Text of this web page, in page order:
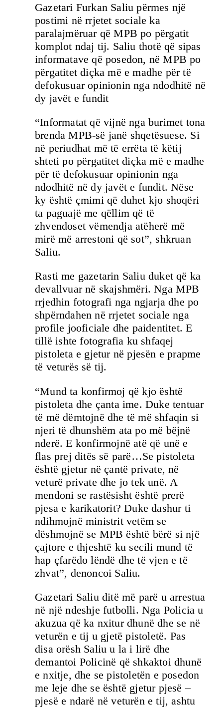
Gazetari Furkan Saliu përmes një
postimi në rrjetet sociale ka
paralajmëruar që MPB po përgatit
komplot ndaj tij. Saliu thotë që sipas
informatave që posedon, në MPB po
përgatitet diçka më e madhe për të
defokusuar opinionin nga ndodhitë në
dy javët e fundit
“Informatat që vijnë nga burimet tona
brenda MPB-së janë shqetësuese. Si
në periudhat më të errëta të këtij
shteti po përgatitet diçka më e madhe
për të defokusuar opinionin nga
ndodhitë në dy javët e fundit. Nëse
ky është çmimi që duhet kjo shoqëri
ta paguajë me qëllim që të
zhvendoset vëmendja atëherë më
mirë më arrestoni që sot”, shkruan
Saliu.
Rasti me gazetarin Saliu duket që ka
devallvuar në skajshmëri. Nga MPB
rrjedhin fotografi nga ngjarja dhe po
shpërndahen në rrjetet sociale nga
profile jooficiale dhe paidentitet. E
tillë ishte fotografia ku shfaqej
pistoleta e gjetur në pjesën e prapme
të veturës së tij.
“Mund ta konfirmoj që kjo është
pistoleta dhe çanta ime. Duke tentuar
të më dëmtojnë dhe të më shfaqin si
njeri të dhunshëm ata po më bëjnë
nderë. E konfirmojnë atë që unë e
flas prej ditës së parë…Se pistoleta
është gjetur në çantë private, në
veturë private dhe jo tek unë. A
mendoni se rastësisht është prerë
pjesa e karikatorit? Duke dashur ti
ndihmojnë ministrit vetëm se
dëshmojnë se MPB është bërë si një
çajtore e thjeshtë ku secili mund të
hap çfarëdo lëndë dhe të vjen e të
zhvat”, denoncoi Saliu.
Gazetari Saliu ditë më parë u arrestua
në një ndeshje futbolli. Nga Policia u
akuzua që ka nxitur dhunë dhe se në
veturën e tij u gjetë pistoletë. Pas
disa orësh Saliu u la i lirë dhe
demantoi Policinë që shkaktoi dhunë
e nxitje, dhe se pistoletën e posedon
me leje dhe se është gjetur pjesë –
pjesë e ndarë në veturën e tij, ashtu